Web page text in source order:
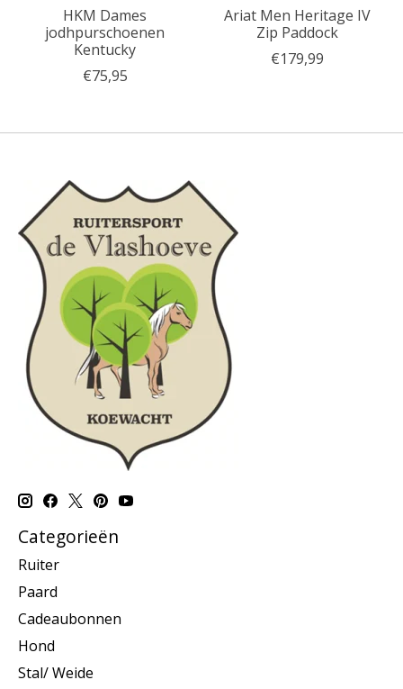
HKM Dames
jodhpurschoenen
Kentucky
€75,95
Ariat Men Heritage IV
Zip Paddock
€179,99
Categorieën
Ruiter
Paard
Cadeaubonnen
Hond
Stal/ Weide